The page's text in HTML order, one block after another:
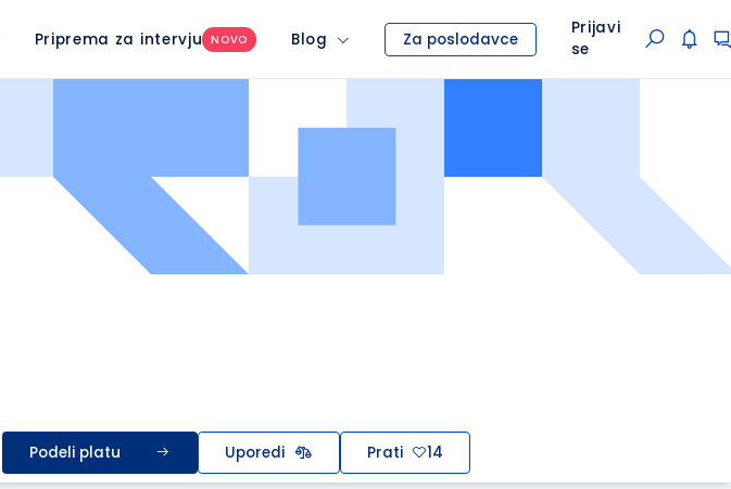
Priprema za intervju NOVO Blog Za poslodavce
Prijavi
se
Podeli platu Uporedi Prati 14